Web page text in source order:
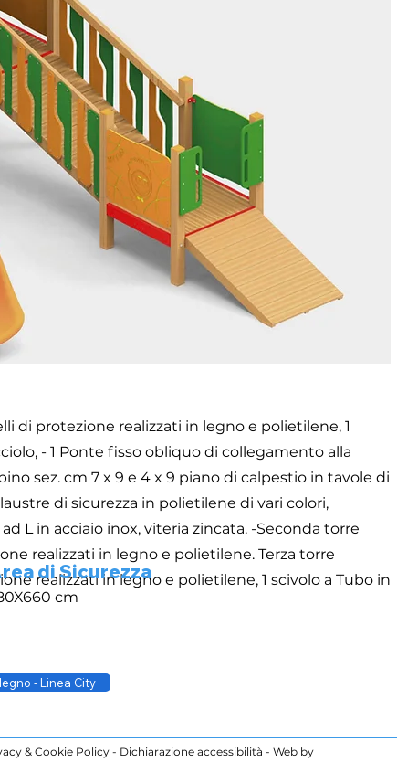
di protezione realizzati in legno e polietilene, 1
- 1 Ponte fisso obliquo di collegamento alla
sez. cm 7 x 9 e 4 x 9 piano di calpestio in tavole di
di sicurezza in polietilene di vari colori,
L in acciaio inox, viteria zincata. -Seconda torre
realizzati in legno e polietilene. Terza torre
realizzati in legno e polietilene, 1 scivolo a Tubo in
di Sicurezza
cm
- Linea City
& Cookie Policy - Dichiarazione accessibilità - Web by